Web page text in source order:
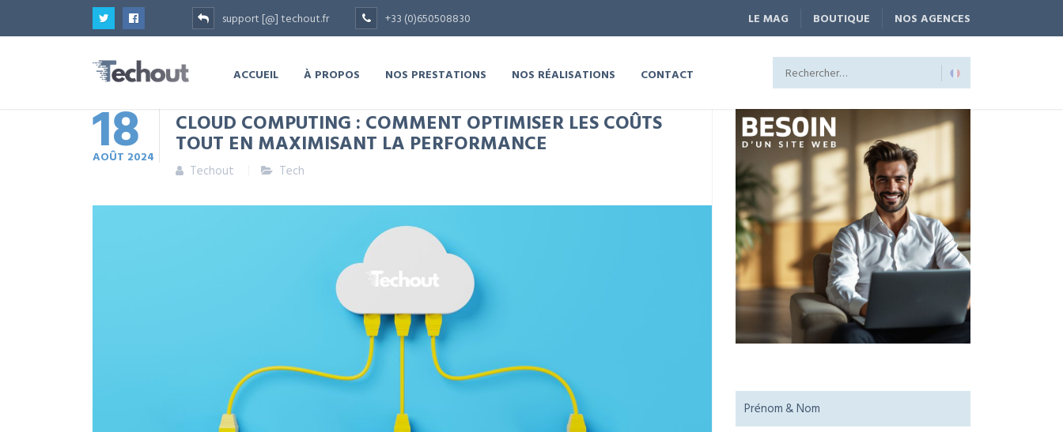
support [@] techout.fr +33 (0)650508830 LE MAG BOUTIQUE NOS AGENCES
ACCUEIL À PROPOS NOS PRESTATIONS NOS RÉALISATIONS CONTACT
18
AOÛT 2024
CLOUD COMPUTING : COMMENT OPTIMISER LES COÛTS
TOUT EN MAXIMISANT LA PERFORMANCE
Techout Tech